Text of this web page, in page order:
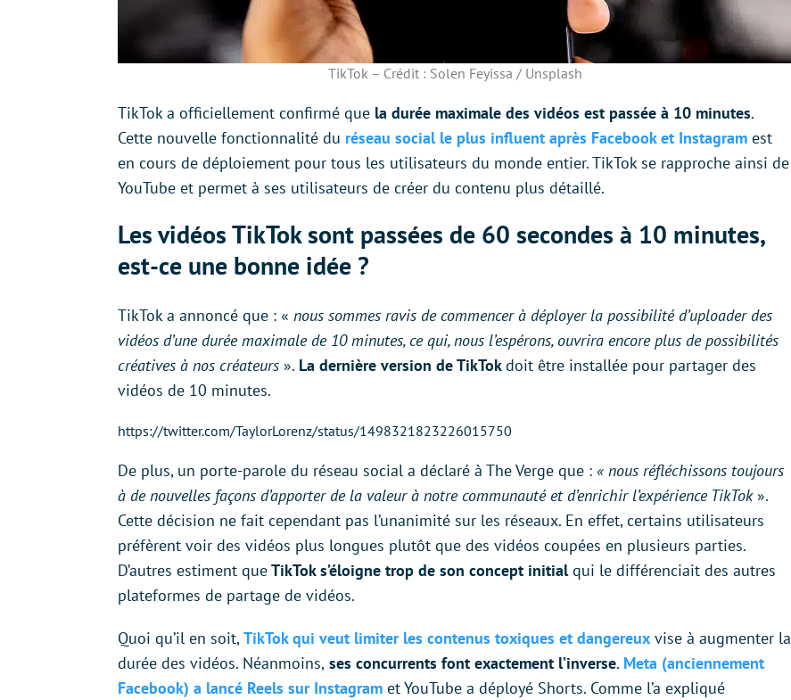
TikTok – Crédit : Solen Feyissa / Unsplash
TikTok a officiellement confirmé que la durée maximale des vidéos est passée à 10 minutes.
Cette nouvelle fonctionnalité du réseau social le plus influent après Facebook et Instagram est
en cours de déploiement pour tous les utilisateurs du monde entier. TikTok se rapproche ainsi de
YouTube et permet à ses utilisateurs de créer du contenu plus détaillé.
Les vidéos TikTok sont passées de 60 secondes à 10 minutes,
est-ce une bonne idée ?
TikTok a annoncé que : « nous sommes ravis de commencer à déployer la possibilité d’uploader des
vidéos d’une durée maximale de 10 minutes, ce qui, nous l’espérons, ouvrira encore plus de possibilités
créatives à nos créateurs ». La dernière version de TikTokdoit être installée pour partager des
vidéos de 10 minutes.
https://twitter.com/TaylorLorenz/status/1498321823226015750
De plus, un porte-parole du réseau social a déclaré à The Verge que : « nous réfléchissons toujours
à de nouvelles façons d’apporter de la valeur à notre communauté et d’enrichir l’expérience TikTok».
Cette décision ne fait cependant pas l’unanimité sur les réseaux. En effet, certains utilisateurs
préfèrent voir des vidéos plus longues plutôt que des vidéos coupées en plusieurs parties.
D’autres estiment queTikTok s’éloigne trop de son concept initialqui le différenciait des autres
plateformes de partage de vidéos.
Quoi qu’il en soit,TikTok qui veut limiter les contenus toxiques et dangereux vise à augmenter la
durée des vidéos. Néanmoins, ses concurrents font exactement l’inverse. Meta (anciennement
Facebook) a lancé Reels sur Instagram et YouTube a déployé Shorts. Comme l’a expliqué